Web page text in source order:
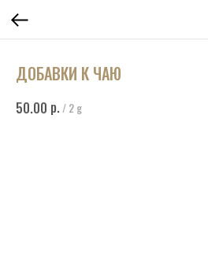
ДОБАВКИ К ЧАЮ
50.00 р./ 2 g